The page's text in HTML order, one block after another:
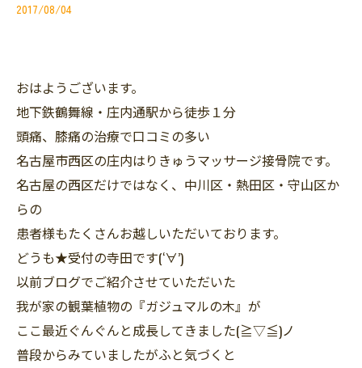
2017/08/04
おはようございます。
地下鉄鶴舞線・庄内通駅から徒歩１分
頭痛、膝痛の治療で口コミの多い
名古屋市西区の庄内はりきゅうマッサージ接骨院です。
名古屋の西区だけではなく、中川区・熱田区・守山区か
らの
患者様もたくさんお越しいただいております。
どうも★受付の寺田です(‘∀’)
以前ブログでご紹介させていただいた
我が家の観葉植物の『ガジュマルの木』が
ここ最近ぐんぐんと成長してきました(≧▽≦)ノ
普段からみていましたがふと気づくと